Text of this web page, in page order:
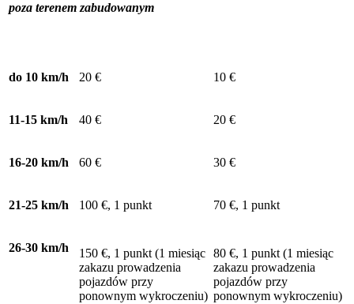
poza terenem zabudowanym
do 10 km/h 20 € 10 €
11-15 km/h 40 € 20 €
16-20 km/h 60 € 30 €
21-25 km/h 100 €, 1 punkt 70 €, 1 punkt
26-30 km/h
150 €, 1 punkt (1 miesiąc
zakazu prowadzenia
pojazdów przy
ponownym wykroczeniu)
80 €, 1 punkt (1 miesiąc
zakazu prowadzenia
pojazdów przy
ponownym wykroczeniu)